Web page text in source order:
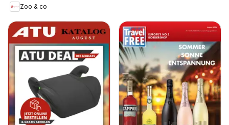
Zoo & co